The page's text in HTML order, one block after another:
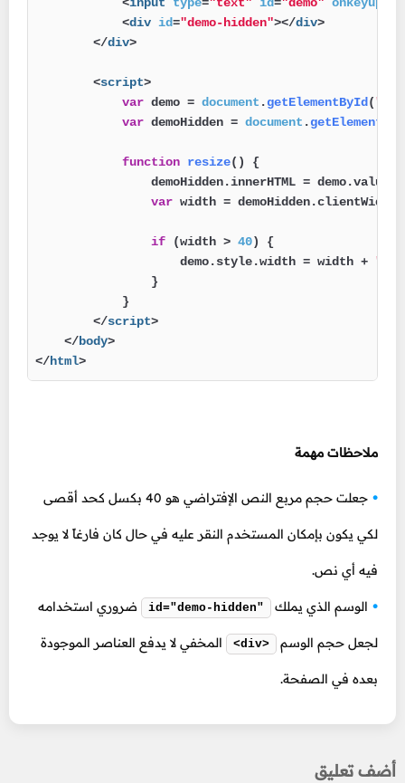
<input type="text" id="demo" onkeyup
<div id="demo-hidden"></div>
</div>
<script>
var demo = document .getElementById(
var demoHidden = document .
function resize( ) {
demoHidden.innerHTML = demo.value
var width = demoHidden.clientWidth
if (width > 40) {
demo.style.width = width + "px"
}
}
</script>
</body>
</html>
ملاحظات مهمة
جعلت حجم مربع النص الإفتراضي هو 40 بكسل كحد أقصى
لكي يكون بإمكان المستخدم النقر عليه في حال كان فارغاً لا يوجد
فيه أي نص.
الوسم الذي يملك id="demo-hidden" ضروري استخدامه
لجعل حجم الوسم <div> المخفي لا يدفع العناصر الموجودة
بعده في الصفحة.
أضف تعليق